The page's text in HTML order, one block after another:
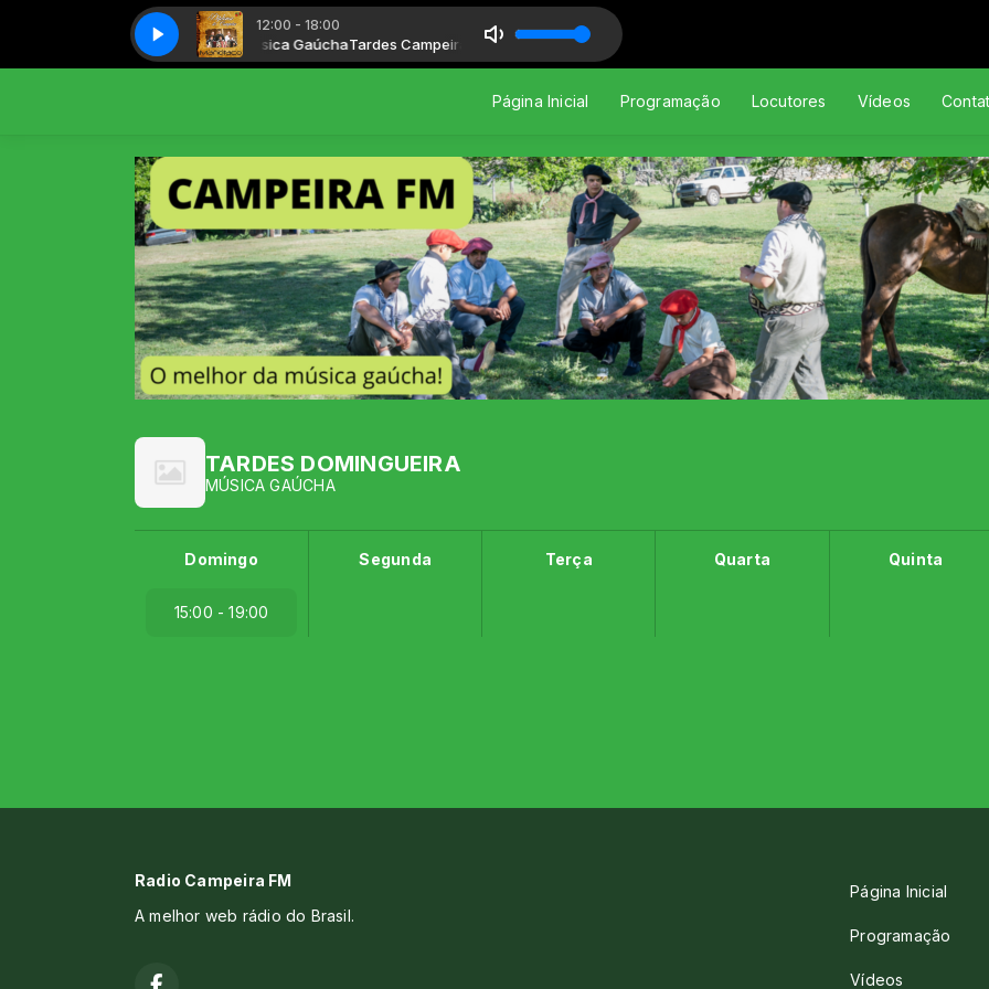
12:00 - 18:00
Tardes Campeiras com Música GaúchaTardes Campeiras com Música Gaúcha
MANOTAÇO - Rio Grande, Cordeona, Gaiteiro e bugioGRUPO MANOTAÇO - Rio Grande, Cordeona, Gaiteiro e bugio
Página Inicial Programação Locutores Vídeos
TARDES DOMINGUEIRA
MÚSICA GAÚCHA
Domingo
15:00 - 19:00
Segunda Terça Quarta Quinta
Radio Campeira FM
A melhor web rádio do Brasil.
Página Inicial
Programação
Vídeos